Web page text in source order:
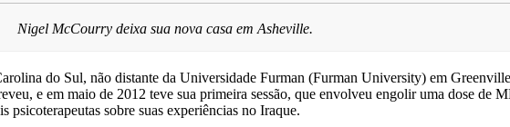
Nigel McCourry deixa sua nova casa em Asheville.
do Sul, não distante da Universidade Furman (Furman University) em
e em maio de 2012 teve sua primeira sessão, que envolveu engolir uma dose de
psicoterapeutas sobre suas experiências no Iraque.